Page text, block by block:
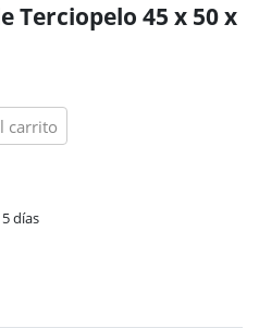
Terciopelo 45 x 50 x
carrito
5 días